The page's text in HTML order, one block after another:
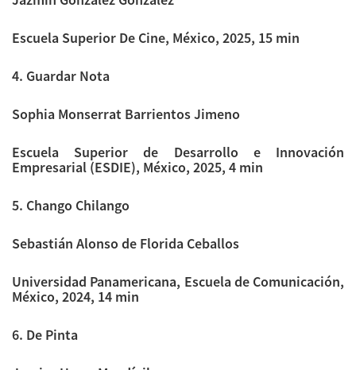
Escuela Superior De Cine, México, 2025, 15 min
4. Guardar Nota
Sophia Monserrat Barrientos Jimeno
Escuela Superior de Desarrollo e Innovación
Empresarial (ESDIE), México, 2025, 4 min
5. Chango Chilango
Sebastián Alonso de Florida Ceballos
Universidad Panamericana, Escuela de Comunicación,
México, 2024, 14 min
6. De Pinta